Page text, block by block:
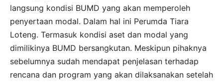
langsung kondisi BUMD yang akan memperoleh
penyertaan modal. Dalam hal ini Perumda Tiara
Loteng. Termasuk kondisi aset dan modal yang
dimilikinya BUMD bersangkutan. Meskipun pihaknya
sebelumnya sudah mendapat penjelasan terhadap
rencana dan program yang akan dilaksanakan setelah